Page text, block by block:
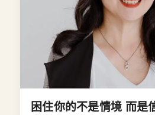
困住你的不是情境 而是